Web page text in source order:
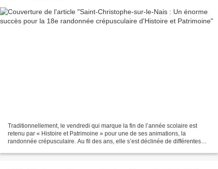
Traditionnellement, le vendredi qui marque la fin de l’année scolaire est
retenu par « Histoire et Patrimoine » pour une de ses animations, la
randonnée crépusculaire. Au fil des ans, elle s’est déclinée de différentes